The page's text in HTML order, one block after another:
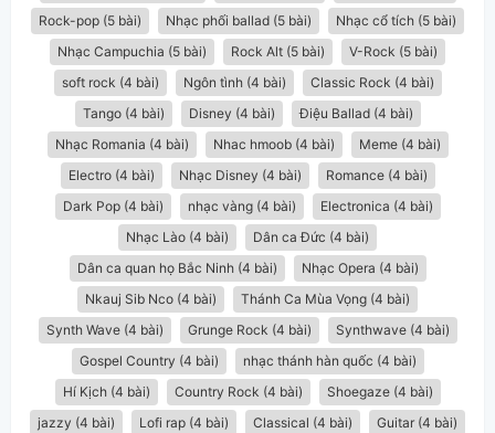
Rock-pop (5 bài)
Nhạc phối ballad (5 bài)
Nhạc cổ tích (5 bài)
Nhạc Campuchia (5 bài)
Rock Alt (5 bài)
V-Rock (5 bài)
soft rock (4 bài)
Ngôn tình (4 bài)
Classic Rock (4 bài)
Tango (4 bài)
Disney (4 bài)
Điệu Ballad (4 bài)
Nhạc Romania (4 bài)
Nhac hmoob (4 bài)
Meme (4 bài)
Electro (4 bài)
Nhạc Disney (4 bài)
Romance (4 bài)
Dark Pop (4 bài)
nhạc vàng (4 bài)
Electronica (4 bài)
Nhạc Lào (4 bài)
Dân ca Đức (4 bài)
Dân ca quan họ Bắc Ninh (4 bài)
Nhạc Opera (4 bài)
Nkauj Sib Nco (4 bài)
Thánh Ca Mùa Vọng (4 bài)
Synth Wave (4 bài)
Grunge Rock (4 bài)
Synthwave (4 bài)
Gospel Country (4 bài)
nhạc thánh hàn quốc (4 bài)
Hí Kịch (4 bài)
Country Rock (4 bài)
Shoegaze (4 bài)
jazzy (4 bài)
Lofi rap (4 bài) Classical (4 bài)
Guitar (4 bài)